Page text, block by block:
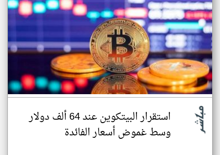
استقرار البيتكوين عند 64 ألف دولار
وسط غموض أسعار الفائدة